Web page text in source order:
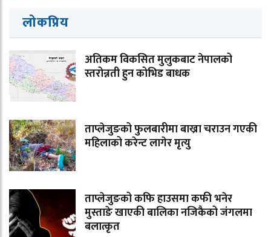
लोकप्रिय
अतिकम विकसित मुलुकबाट नेपालको
स्तरोन्नती हुन कोभिड बाधक
ताप्लेजुङको फुलबारीमा बाख्रा चराउन गएकी
महिलाको करेन्ट लागेर मृत्यु
ताप्लेजुङको कफि हाउसमा कफी भनेर
मुस्ताङे खाएकी बालिका नजिकैको जंगलमा
बलात्कृत